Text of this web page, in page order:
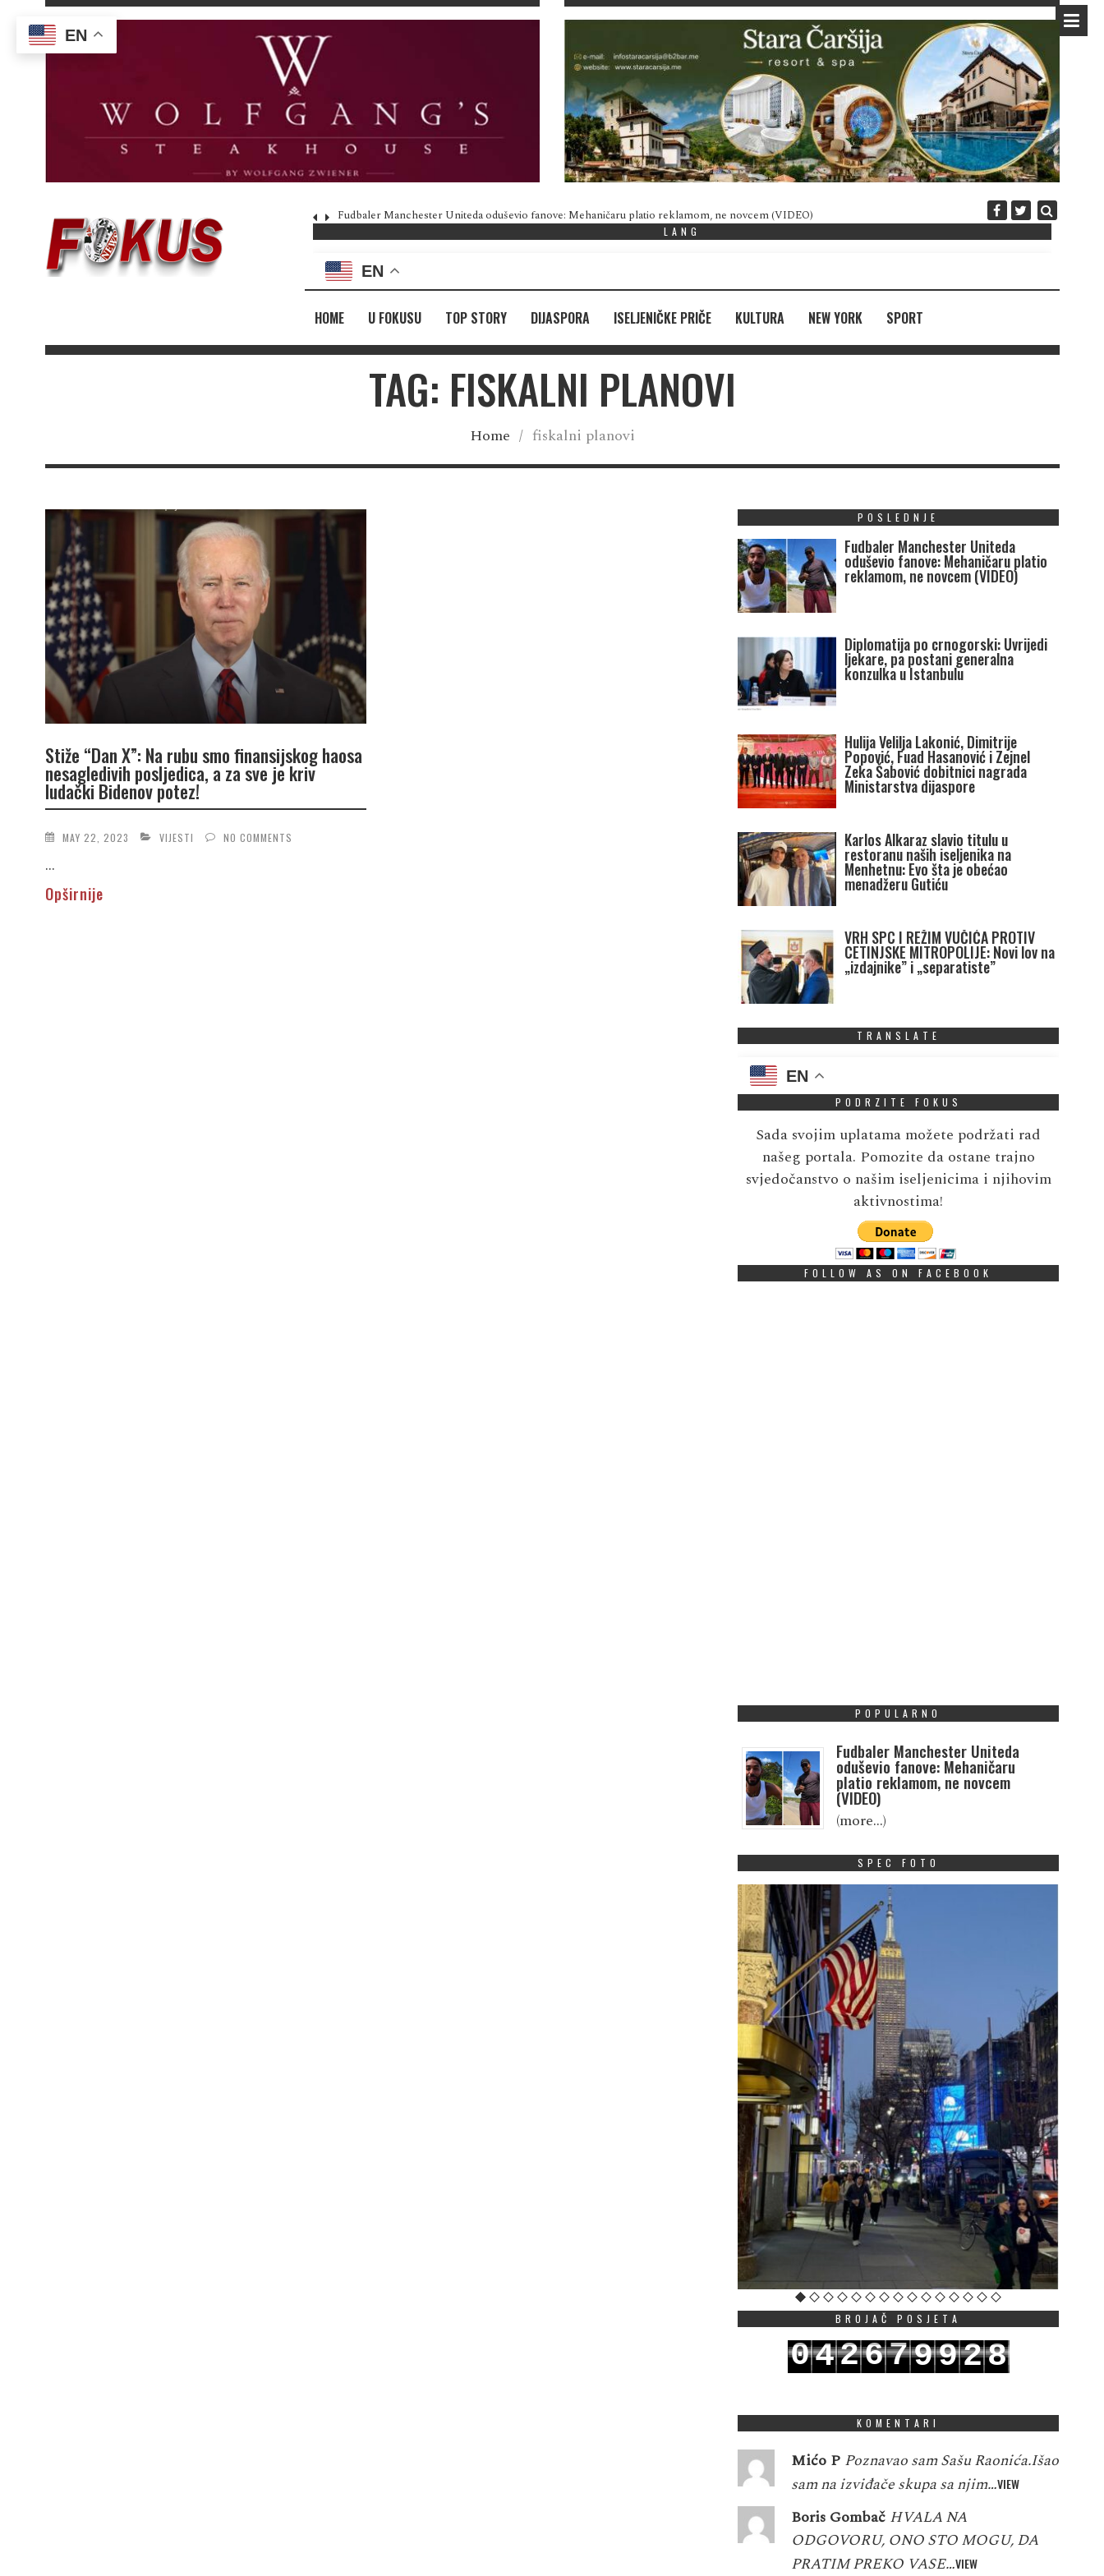
Fudbaler Manchester Uniteda oduševio fanove: Mehaničaru platio reklamom, ne novcem (VIDEO) Diplomatija po
LANG
EN
HOME U FOKUSU TOP STORY DIJASPORA ISELJENIČKE PRIČE KULTURA NEW YORK SPORT
TAG: FISKALNI PLANOVI
Home / fiskalni planovi
Stiže “Dan X”: Na rubu smo finansijskog haosa
nesagledivih posljedica, a za sve je kriv
ludački Bidenov potez!
MAY 22, 2023 VIJESTI NO COMMENTS
...
Opširnije
POSLEDNJE
Fudbaler Manchester Uniteda
oduševio fanove: Mehaničaru platio
reklamom, ne novcem (VIDEO)
Diplomatija po crnogorski: Uvrijedi
ljekare, pa postani generalna
konzulka u Istanbulu
Hulija Velilja Lakonić, Dimitrije
Popović, Fuad Hasanović i Zejnel
Zeka Šabović dobitnici nagrada
Ministarstva dijaspore
Karlos Alkaraz slavio titulu u
restoranu naših iseljenika na
Menhetnu: Evo šta je obećao
menadžeru Gutiću
VRH SPC I REŽIM VUČIĆA PROTIV
CETINJSKE MITROPOLIJE: Novi lov na
„izdajnike” i „separatiste”
TRANSLATE
EN
PODRZITE FOKUS
Sada svojim uplatama možete podržati rad
našeg portala. Pomozite da ostane trajno
svjedočanstvo o našim iseljenicima i njihovim
aktivnostima!
FOLLOW AS ON FACEBOOK
POPULARNO
Fudbaler Manchester Uniteda
oduševio fanove: Mehaničaru
platio reklamom, ne novcem
(VIDEO)
(more…)
SPEC FOTO
BROJAČ POSJETA
042679928
KOMENTARI
Mićo P Poznavao sam Sašu Raonića.Išao
sam na izviđače skupa sa njim…VIEW
Boris Gombač HVALA NA
ODGOVORU, ONO STO MOGU, DA
PRATIM PREKO VASE…VIEW
EN